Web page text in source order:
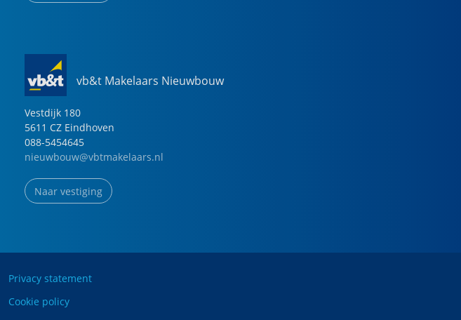
vb&t Makelaars Nieuwbouw
Vestdijk 180
5611 CZ Eindhoven
088-5454645
nieuwbouw@vbtmakelaars.nl
Naar vestiging
Privacy statement
Cookie policy